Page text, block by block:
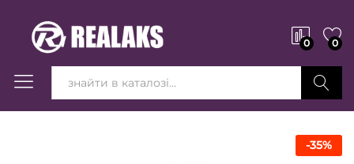
0 0
Вперед!
-35%